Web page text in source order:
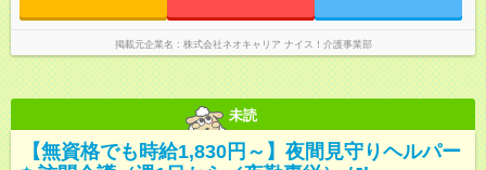
掲載元企業名 株式会社ネオキャリア ナイス！介護事業部
未読
【無資格でも時給1,830円～】夜間見守りヘルパー